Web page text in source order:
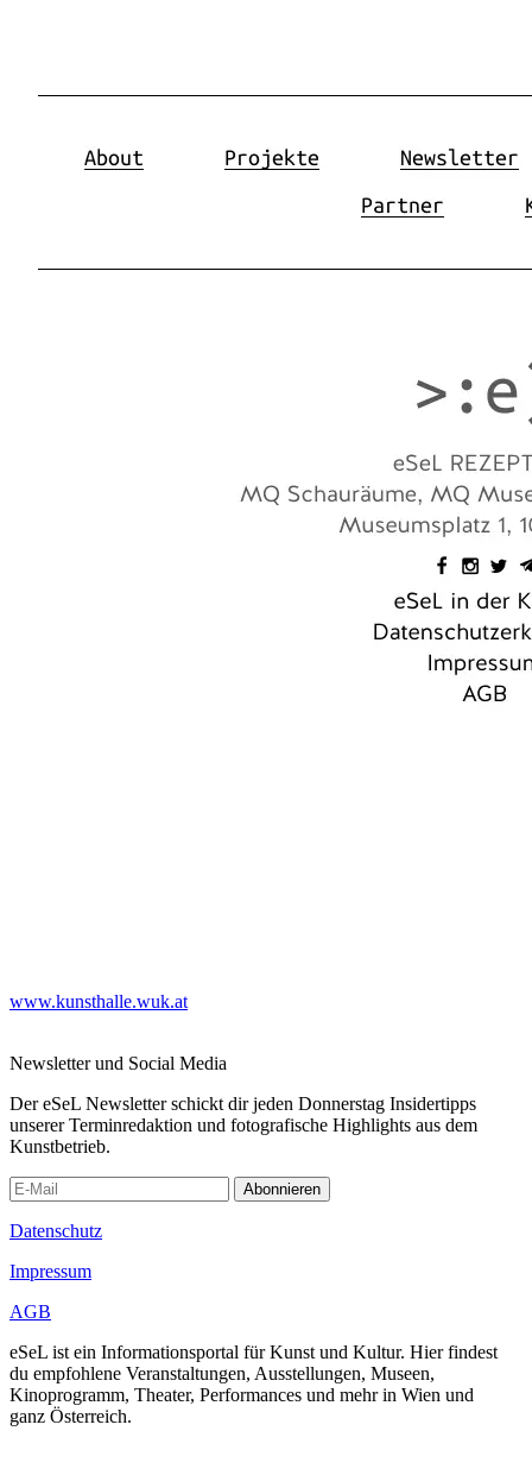
www.kunsthalle.wuk.at
Newsletter und Social Media
Der eSeL Newsletter schickt dir jeden Donnerstag Insidertipps
unserer Terminredaktion und fotografische Highlights aus dem
Kunstbetrieb.
Abonnieren
Datenschutz
Impressum
AGB
eSeL ist ein Informationsportal für Kunst und Kultur. Hier findest
du empfohlene Veranstaltungen, Ausstellungen, Museen,
Kinoprogramm, Theater, Performances und mehr in Wien und
ganz Österreich.